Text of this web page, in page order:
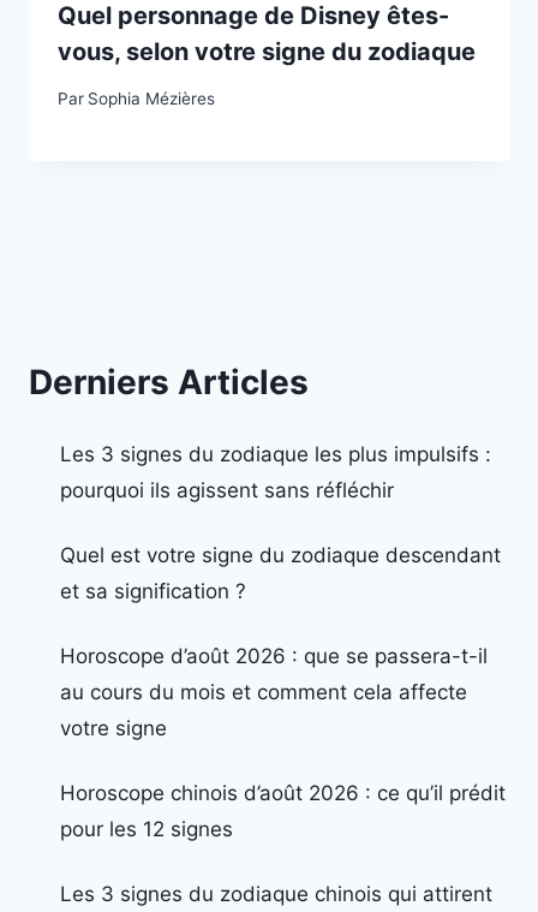
Quel personnage de Disney êtes-
vous, selon votre signe du zodiaque
Par Sophia Mézières
Derniers Articles
Les 3 signes du zodiaque les plus impulsifs :
pourquoi ils agissent sans réfléchir
Quel est votre signe du zodiaque descendant
et sa signification ?
Horoscope d’août 2026 : que se passera-t-il
au cours du mois et comment cela affecte
votre signe
Horoscope chinois d’août 2026 : ce qu’il prédit
pour les 12 signes
Les 3 signes du zodiaque chinois qui attirent